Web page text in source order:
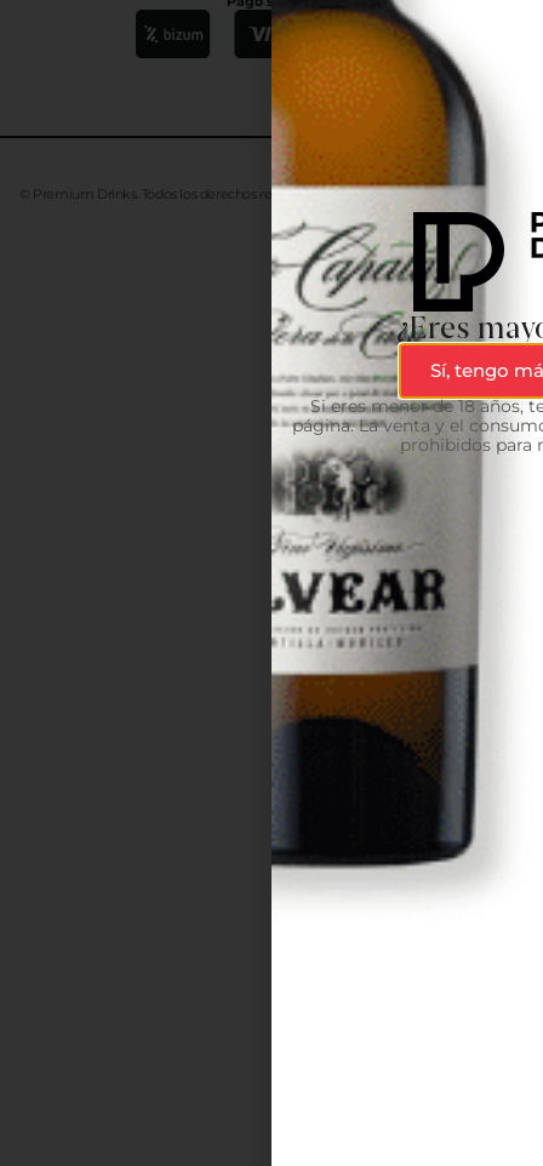
© Premium Drinks. Todos los derechos reservados. DesarrolladoAdvanze
¿Eres
Sí, tengo
Si eres menor de 18 años,
página. La venta y el
prohibidos para